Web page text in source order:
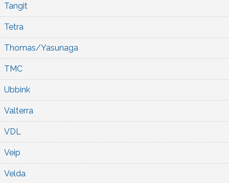
Tangit
Tetra
Thomas/Yasunaga
TMC
Ubbink
Valterra
VDL
Veip
Velda